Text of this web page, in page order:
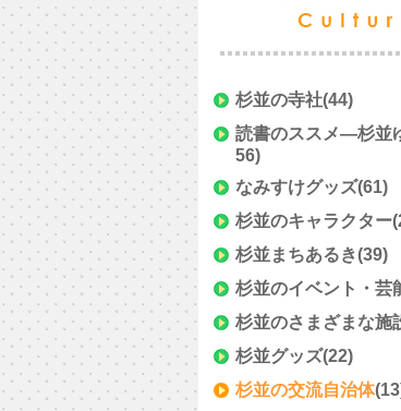
杉並の寺社(44)
読書のススメ―杉並
56)
なみすけグッズ(61)
杉並のキャラクター
杉並まちあるき(39)
杉並のイベント・芸
杉並のさまざまな施
杉並グッズ(22)
杉並の交流自治体